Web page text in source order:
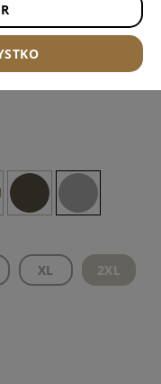
XL 2XL